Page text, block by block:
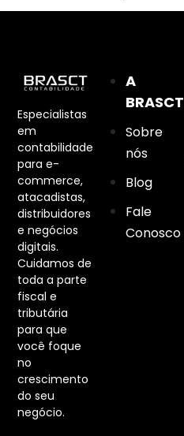
Especialistas
em
contabilidade
para e-
commerce,
atacadistas,
distribuidores
e negócios
digitais.
Cuidamos de
toda a parte
fiscal e
tributária
para que
você foque
no
crescimento
do seu
negócio.
A
BRASCT
Sobre
nós
Blog
Fale
Conosco